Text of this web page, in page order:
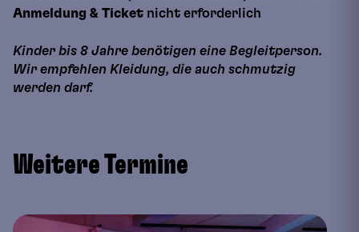
Anmeldung & Ticket nicht erforderlich
Kinder bis 8 Jahre benötigen eine Begleitperson.
Wir empfehlen Kleidung, die auch schmutzig
werden darf.
Weitere Termine